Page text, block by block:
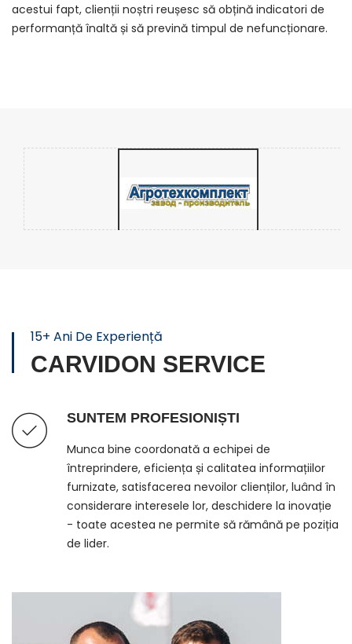
acestui fapt, clienții noștri reușesc să obțină indicatori de
performanță înaltă și să prevină timpul de nefuncționare.
15+ Ani De Experiență
CARVIDON SERVICE
SUNTEM PROFESIONIȘTI
Munca bine coordonată a echipei de
întreprindere, eficiența și calitatea informațiilor
furnizate, satisfacerea nevoilor clienților, luând în
considerare interesele lor, deschidere la inovație
- toate acestea ne permite să rămână pe poziția
de lider.